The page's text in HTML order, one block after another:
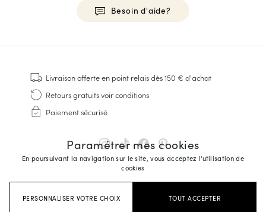
Paramétrer mes cookies
En poursuivant la navigation sur le site, vous acceptez l'utilisation de
cookies
PERSONNALISER VOTRE CHOIX TOUT ACCEPTER
Besoin d'aide?
Baskets
Cousu Goodyear
Derbies & Richelieu
Richelieus Homme
Sandales & Espadrilles
Sacoches Business
Livraison offerteen point relais dès 150 € d'achat
Retours gratuitsvoir conditions
Paiement sécurisé